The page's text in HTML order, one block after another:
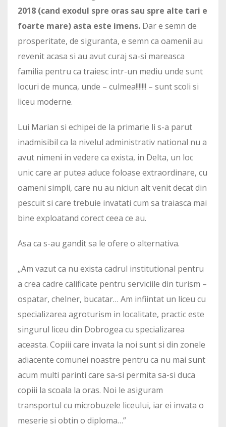
2018 (cand exodul spre oras sau spre alte tari e
foarte mare) asta este imens. Dar e semn de
prosperitate, de siguranta, e semn ca oamenii au
revenit acasa si au avut curaj sa-si mareasca
familia pentru ca traiesc intr-un mediu unde sunt
locuri de munca, unde – culmea!!!!!!! – sunt scoli si
liceu moderne.
Lui Marian si echipei de la primarie li s-a parut
inadmisibil ca la nivelul administrativ national nu a
avut nimeni in vedere ca exista, in Delta, un loc
unic care ar putea aduce foloase extraordinare, cu
oameni simpli, care nu au niciun alt venit decat din
pescuit si care trebuie invatati cum sa traiasca mai
bine exploatand corect ceea ce au.
Asa ca s-au gandit sa le ofere o alternativa.
„Am vazut ca nu exista cadrul institutional pentru
a crea cadre calificate pentru serviciile din turism –
ospatar, chelner, bucatar… Am infiintat un liceu cu
specializarea agroturism in localitate, practic este
singurul liceu din Dobrogea cu specializarea
aceasta. Copiii care invata la noi sunt si din zonele
adiacente comunei noastre pentru ca nu mai sunt
acum multi parinti care sa-si permita sa-si duca
copiii la scoala la oras. Noi le asiguram
transportul cu microbuzele liceului, iar ei invata o
meserie si obtin o diploma…”